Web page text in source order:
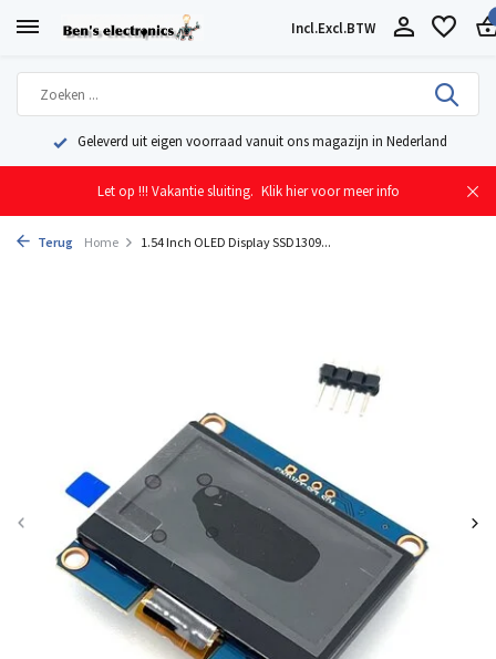
Incl.Excl.BTW
Geleverd uit eigen voorraad vanuit ons magazijn in Nederland
Let op !!! Vakantie sluiting. Klik hier voor meer info
Terug Home 1.54 Inch OLED Display SSD1309...